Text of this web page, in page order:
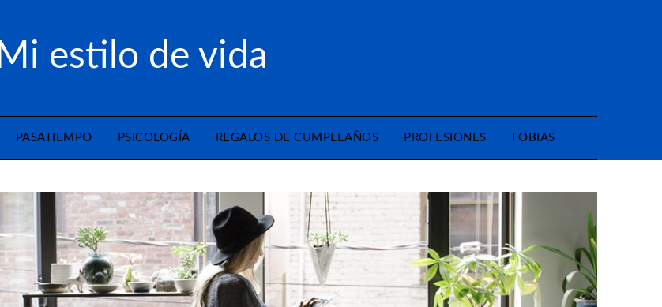
Mi estilo de vida
PASATIEMPO PSICOLOGÍA REGALOS DE CUMPLEAÑOS PROFESIONES FOBIAS